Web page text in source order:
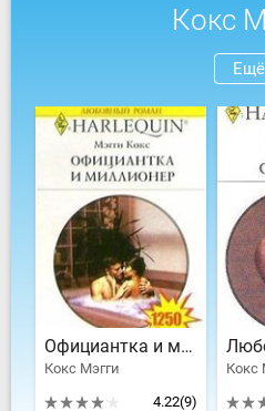
Кокс
Ещё
Официантка и миллионер
Кокс Мэгги
4.22(9)
Кокс